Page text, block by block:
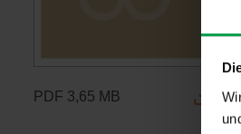
PDF 3,65 MB